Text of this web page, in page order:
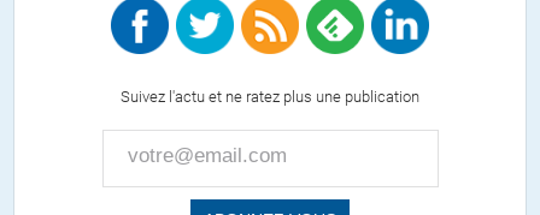
Suivez l'actu et ne ratez plus une publication